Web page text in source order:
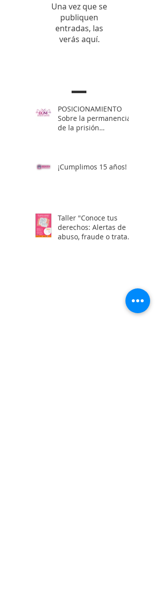
Una vez que se
publiquen
entradas, las
verás aquí.
POSICIONAMIENTO
Sobre la permanencia
de la prisión
¡Cumplimos 15 años!
Taller "Conoce tus
derechos: Alertas de
abuso, fraude o trata
Calle Campeche Mza. 42 Lte 29,
Torres de Kalá. CP 24085 Francisco
de Campeche, Campeche, México.